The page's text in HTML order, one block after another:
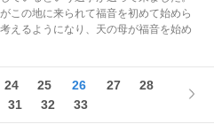
この地に来られて福音を初めて始めら
えるようになり、天の母が福音を始め
24 25 26 27
28
31 32 33